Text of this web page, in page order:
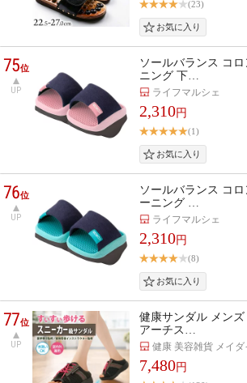
(23)
75位
UP
ソールバランス コ
ニング 下…
ライフマルシェ
2,310円
(1)
76位
UP
ソールバランス コ
ーニング …
ライフマルシェ
2,310円
(8)
77位
UP
健康サンダル メン
アーチス…
健康 美容雑貨 メイ
7,480円